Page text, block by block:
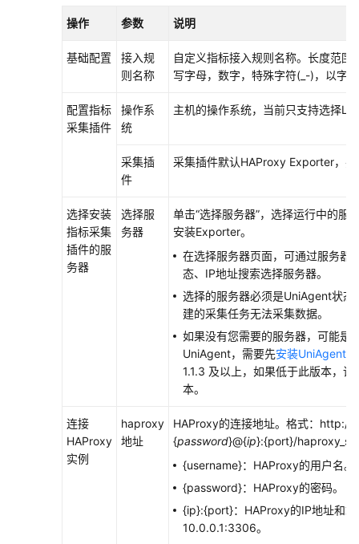
操作 参数 说明
基础配置
接入规
则名称
自定义指标接入规则名称。长度范
写字母，数字，特殊字符(_-)，以字
配置指标
采集插件
操作系
统
主机的操作系统，当前只支持选择
采集插
件
采集插件默认HAProxy Exporter，
选择安装
指标采集
插件的服
务器
选择服
务器
单击“选择服务器”，选择运行中的服
安装Exporter。
在选择服务器页面，可通过服务器
态、IP地址搜索选择服务器。
选择的服务器必须是UniAgent状态
建的采集任务无法采集数据。
如果没有您需要的服务器，可能是
UniAgent，需要先安装UniAgent
1.1.3 及以上，如果低于此版本，请
本。
连接
HAProxy
实例
haproxy
地址
HAProxy的连接地址。格式：http://{
{password}@{ip}:{port}/
{username}：HAProxy的用户名。
{password}：HAProxy的密码。
{ip}:{port}：HAProxy的IP地址和端
10.0.0.1:3306。